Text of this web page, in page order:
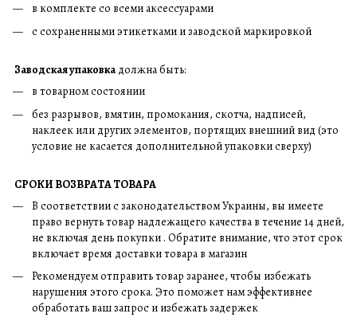
в комплекте со всеми аксессуарами
с сохраненными этикетками и заводской маркировкой
Заводская упаковка должна быть:
в товарном состоянии
без разрывов, вмятин, промокания, скотча, надписей,
наклеек или других элементов, портящих внешний вид (это
условие не касается дополнительной упаковки сверху)
СРОКИ ВОЗВРАТА ТОВАРА
В соответствии с законодательством Украины, вы имеете
право вернуть товар надлежащего качества в течение 14 дней,
не включая день покупки . Обратите внимание, что этот срок
включает время доставки товара в магазин
Рекомендуем отправить товар заранее, чтобы избежать
нарушения этого срока. Это поможет нам эффективнее
обработать ваш запрос и избежать задержек